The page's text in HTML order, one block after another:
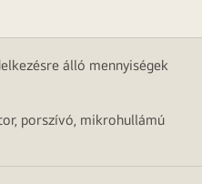
álló mennyiségek
porszívó, mikrohullámú